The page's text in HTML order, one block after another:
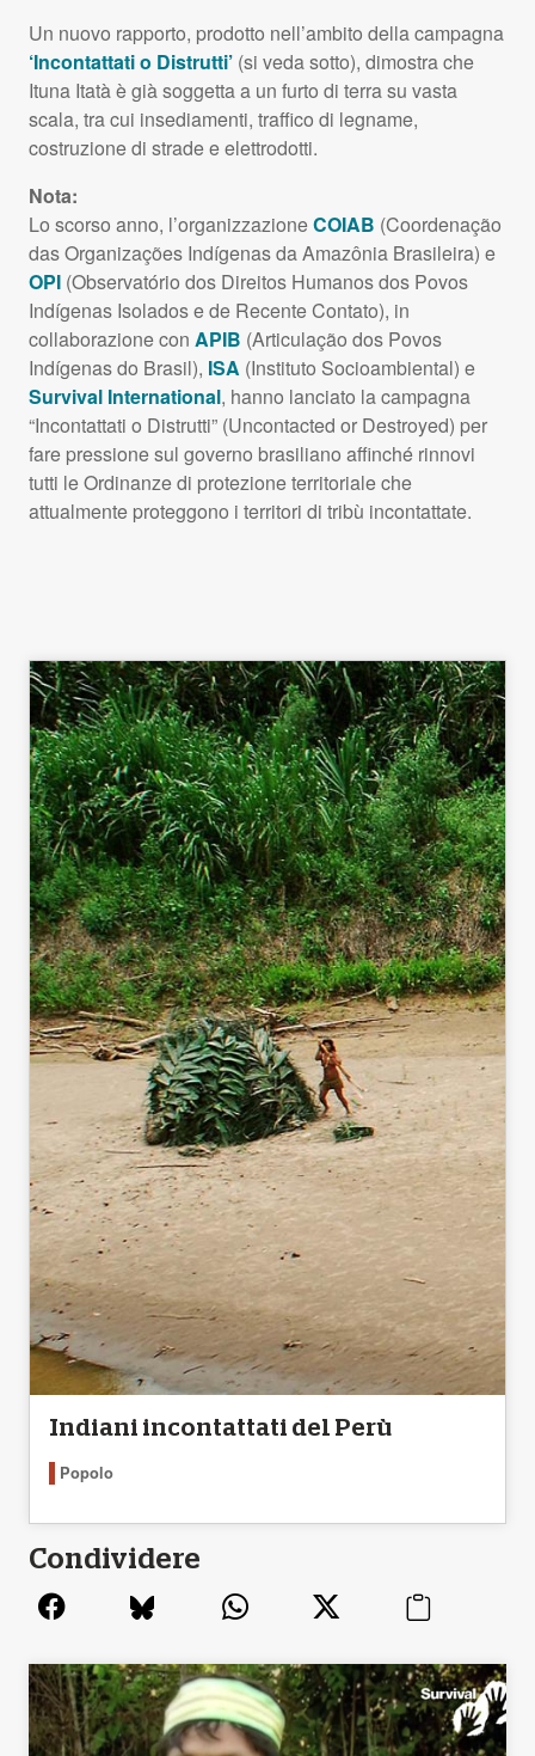
Un nuovo rapporto, prodotto nell’ambito della campagna
‘Incontattati o Distrutti’ (si veda sotto), dimostra che
Ituna Itatà è già soggetta a un furto di terra su vasta
scala, tra cui insediamenti, traffico di legname,
costruzione di strade e elettrodotti.
Nota:
Lo scorso anno, l’organizzazioneCOIAB (Coordenação
das Organizações Indígenas da Amazônia Brasileira) e
OPI (Observatório dos Direitos Humanos dos Povos
Indígenas Isolados e de Recente Contato), in
collaborazione con APIB (Articulação dos Povos
Indígenas do Brasil), ISA (Instituto Socioambiental) e
Survival International, hanno lanciato la campagna
“Incontattati o Distrutti” (Uncontacted or Destroyed) per
fare pressione sul governo brasiliano affinché rinnovi
tutti le Ordinanze di protezione territoriale che
attualmente proteggono i territori di tribù incontattate.
Indiani incontattati del Perù
Popolo
Condividere